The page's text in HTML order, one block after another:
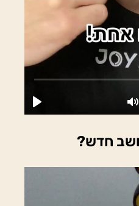
חדש?